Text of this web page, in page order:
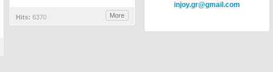
injoy.gr@gmail.com
Hits: 6370 More